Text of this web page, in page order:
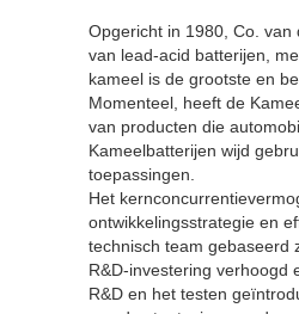
Opgericht in 1980, Co.
van lead-acid batterijen,
kameel is de grootste en
Momenteel, heeft de
van producten die
Kameelbatterijen wijd
toepassingen.
Het
ontwikkelingsstrategie en
technisch team gebaseerd
R&D-investering verhoogd
R&D en het testen